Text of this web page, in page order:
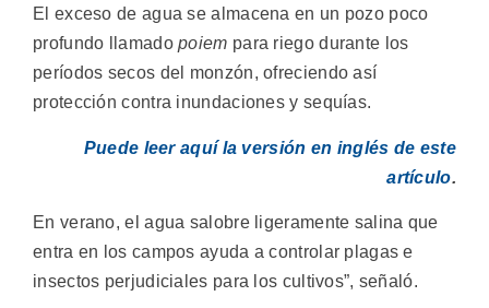
El exceso de agua se almacena en un pozo poco
profundo llamadopoiem para riego durante los
períodos secos del monzón, ofreciendo así
protección contra inundaciones y sequías.
Puede leer aquí la versión en inglés de este
artículo.
En verano, el agua salobre ligeramente salina que
entra en los campos ayuda a controlar plagas e
insectos perjudiciales para los cultivos”, señaló.